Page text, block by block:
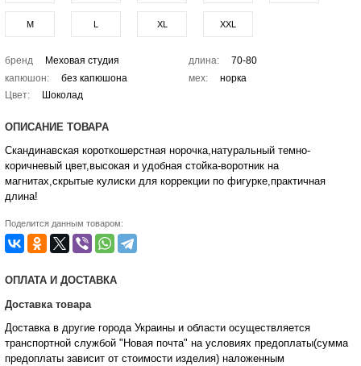
M XL XXL
бренд Меховая студия длина:
70-80
капюшон:
без капюшона мех:
норка
Цвет:
Шоколад
ОПИСАНИЕ ТОВАРА
Скандинавская короткошерстная норочка,натуральный темно-
коричневый цвет,высокая и удобная стойка-воротник на
магнитах,скрытые кулиски для коррекции по фигурке,практичная
длина!
Поделится данным товаром:
ОПЛАТА И ДОСТАВКА
Доставка товара
Доставка в другие города Украины и области осуществляется
транспортной службой "Новая почта" на условиях предоплаты(сумма
предоплаты зависит от стоимости изделия) наложенным